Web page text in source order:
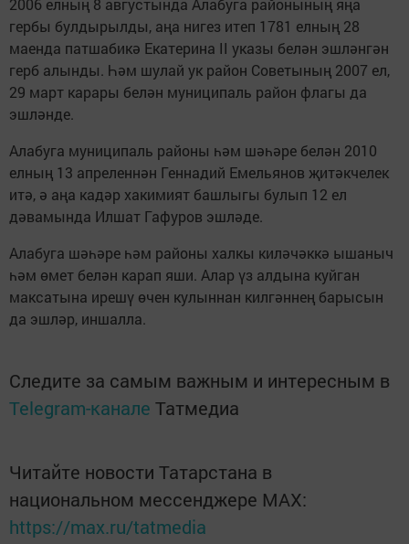
2006 елның 8 августында Алабуга районының яңа
гербы булдырылды, аңа нигез итеп 1781 елның 28
маенда патшабикә Екатерина II указы белән эшләнгән
герб алынды. Һәм шулай ук район Советының 2007 ел,
29 март карары белән муниципаль район флагы да
эшләнде.
Алабуга муниципаль районы һәм шәһәре белән 2010
елның 13 апреленнән Геннадий Емельянов җитәкчелек
итә, ә аңа кадәр хакимият башлыгы булып 12 ел
дәвамында Илшат Гафуров эшләде.
Алабуга шәһәре һәм районы халкы киләчәккә ышаныч
һәм өмет белән карап яши. Алар үз алдына куйган
максатына ирешү өчен кулыннан килгәннең барысын
да эшләр, иншалла.
Следите за самым важным и интересным в
Telegram-канале Татмедиа
Читайте новости Татарстана в
национальном мессенджере MАХ:
https://max.ru/tatmedia